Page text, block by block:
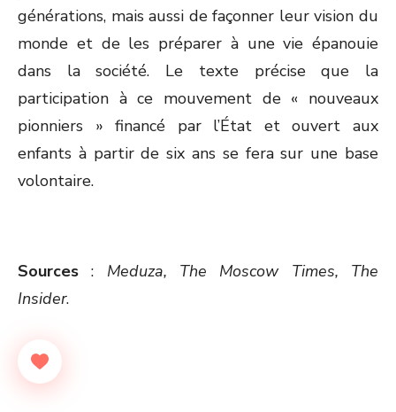
générations, mais aussi de façonner leur vision du
monde et de les préparer à une vie épanouie
dans la société. Le texte précise que la
participation à ce mouvement de « nouveaux
pionniers » financé par l’État et ouvert aux
enfants à partir de six ans se fera sur une base
volontaire.
Sources : Meduza, The Moscow Times, The
Insider.